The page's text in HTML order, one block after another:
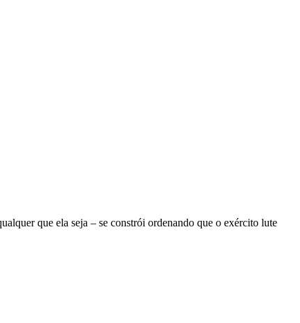
que ela seja – se constrói ordenando que o exército lute